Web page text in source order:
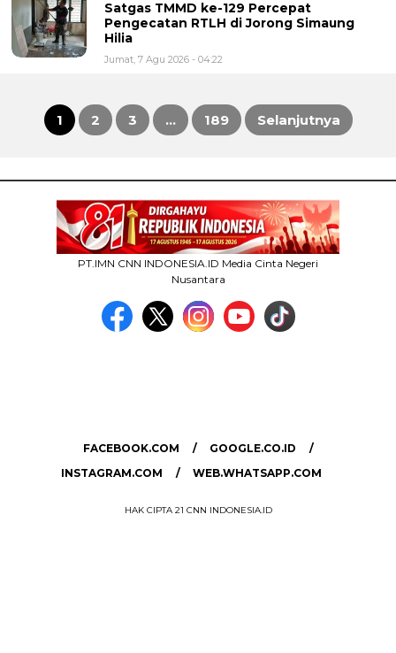
Satgas TMMD ke-129 Percepat
Pengecatan RTLH di Jorong Simaung
Hilia
Jumat, 7 Agu 2026 - 04:22
Paginasi
1 2 3 … 189 Selanjutnya
PT.IMN CNN INDONESIA.ID Media Cinta Negeri
Nusantara
FACEBOOK.COM
GOOGLE.CO.ID
INSTAGRAM.COM
WEB.WHATSAPP.COM
HAK CIPTA 21 CNN INDONESIA.ID